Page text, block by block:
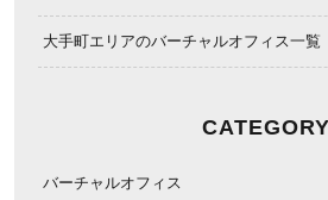
大手町エリアのバーチャルオフィス一覧
CATEGORY
バーチャルオフィス